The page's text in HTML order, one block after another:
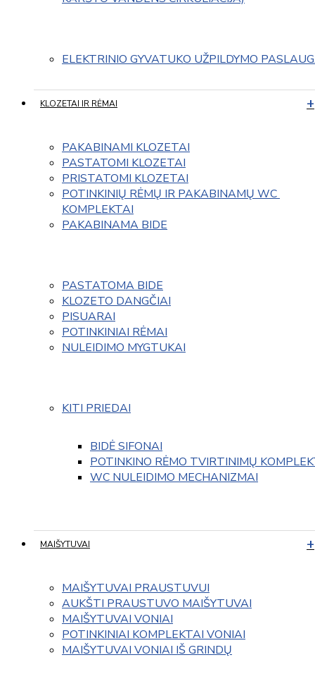
ELEKTRINIO GYVATUKO UŽPILDYMO
KLOZETAI IR RĖMAI
PAKABINAMI KLOZETAI
PASTATOMI KLOZETAI
PRISTATOMI KLOZETAI
POTINKINIŲ RĖMŲ IR PAKABINAMŲ WC
KOMPLEKTAI
PAKABINAMA BIDE
PASTATOMA BIDE
KLOZETO DANGČIAI
PISUARAI
POTINKINIAI RĖMAI
NULEIDIMO MYGTUKAI
KITI PRIEDAI
BIDĖ SIFONAI
POTINKINO RĖMO TVIRTINIMŲ
WC NULEIDIMO MECHANIZMAI
MAIŠYTUVAI
MAIŠYTUVAI PRAUSTUVUI
AUKŠTI PRAUSTUVO MAIŠYTUVAI
MAIŠYTUVAI VONIAI
POTINKINIAI KOMPLEKTAI VONIAI
MAIŠYTUVAI VONIAI IŠ GRINDŲ